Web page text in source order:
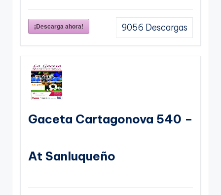
¡Descarga ahora! 9056 Descargas
Gaceta Cartagonova 540 –
At Sanluqueño